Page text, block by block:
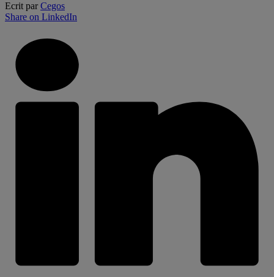
Ecrit parCegos
Share on LinkedIn